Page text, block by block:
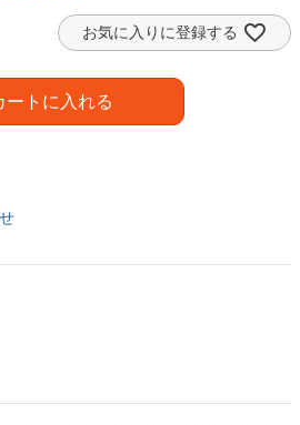
お気に入りに登録する
ートに入れる